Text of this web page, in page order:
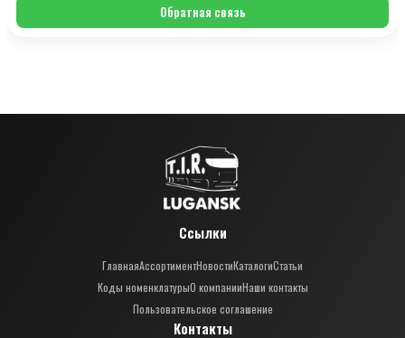
Обратная связь
Ссылки
ГлавнаяАссортиментНовостиКаталогиСтатьи
Коды номенклатурыО компанииНаши контакты
Пользовательское соглашение
Контакты